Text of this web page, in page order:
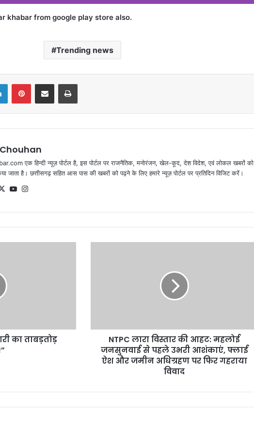
khabar from google play store also.
Trending news
LinkedInPinterestShare via Email Print
एक हिन्दी न्यूज़ पोर्टल है, इस पोर्टल पर राजनैतिक, मनोरंजन, खेल-कूद, देश विदेश, एवं लोकल खबरों को
जाता है। छत्तीसगढ़ सहित आस पास की खबरों को पढ़ने के लिए हमारे न्यूज़ पोर्टल पर प्रतिदिन विजिट करें।
X YouTube
का ताबड़तोड़
NTPC लारा विस्तार की आहट: महलोई
जनसुनवाई से पहले उभरी आशंकाएं, फ्लाई
ऐश और जमीन अधिग्रहण पर फिर गहराया
विवाद